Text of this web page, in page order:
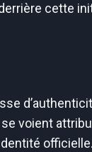
cette
voient